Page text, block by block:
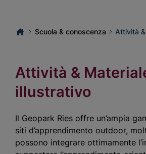
Attività &
Scuola & conoscenza
Attività &
illustrativo
Il Geopark Ries offre un’ampia
siti d’apprendimento outdoor,
possono integrare ottimamente